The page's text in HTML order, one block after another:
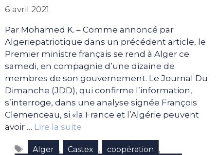
6 avril 2021
Par Mohamed K. – Comme annoncé par
Algeriepatriotique dans un précédent article, le
Premier ministre français se rend à Alger ce
samedi, en compagnie d’une dizaine de
membres de son gouvernement. Le Journal Du
Dimanche (JDD), qui confirme l’information,
s’interroge, dans une analyse signée François
Clemenceau, si «la France et l’Algérie peuvent
avoir … Lire la suite
Étiquettes
Alger , Castex , coopération ,